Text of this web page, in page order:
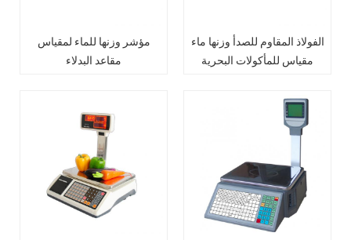
مؤشر وزنها للماء لمقياس
مقاعد البدلاء
الفولاذ المقاوم للصدأ وزنها ماء
مقياس للمأكولات البحرية